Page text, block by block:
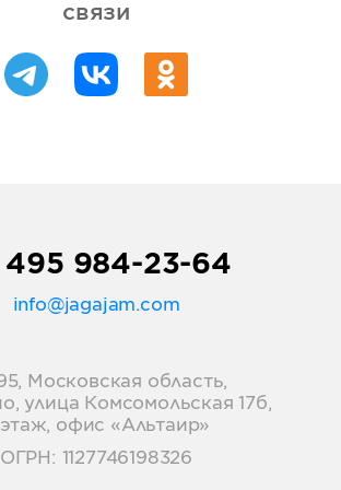
Подробнее обо
связи
495 984-23-64
info@jagajam.com
Московская область,
улица Комсомольская 17б,
этаж, офис «Альтаир»
ОГРН: 1127746198326